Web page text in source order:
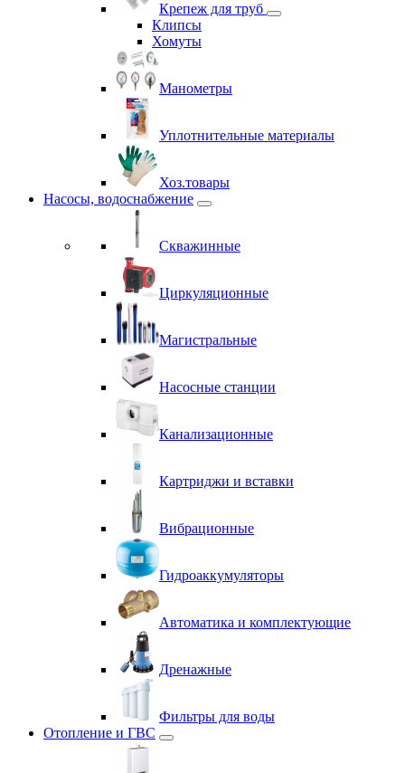
Крепеж для труб
Клипсы
Хомуты
Манометры
Уплотнительные материалы
Хоз.товары
Насосы, водоснабжение
Скважинные
Циркуляционные
Магистральные
Насосные станции
Канализационные
Картриджи и вставки
Вибрационные
Гидроаккумуляторы
Автоматика и комплектующие
Дренажные
Фильтры для воды
Отопление и ГВС